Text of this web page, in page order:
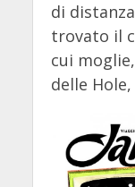
di
trovato il
cui
delle